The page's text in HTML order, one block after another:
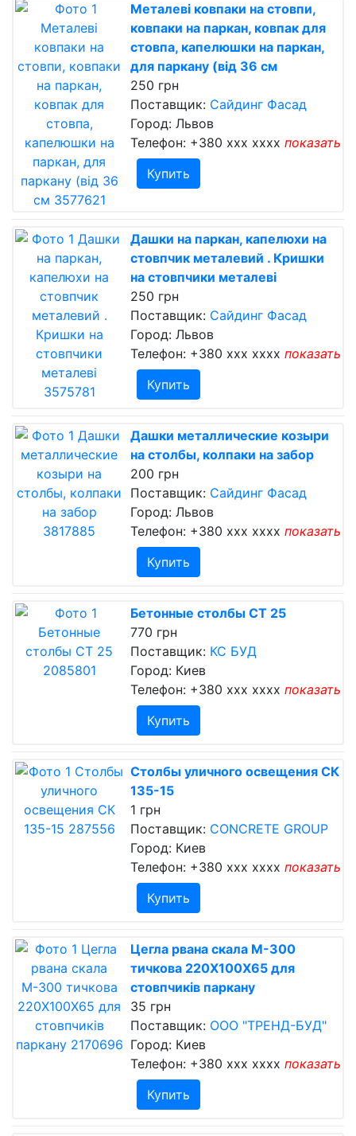
Металеві ковпаки на стовпи,
ковпаки на паркан, ковпак для
стовпа, капелюшки на паркан,
для паркану (від 36 см
250 грн
Поставщик: Сайдинг Фасад
Город: Львов
Телефон: +380 xxx xxxx показать
Купить
Дашки на паркан, капелюхи на
стовпчик металевий . Кришки
на стовпчики металеві
250 грн
Поставщик: Сайдинг Фасад
Город: Львов
Телефон: +380 xxx xxxx показать
Купить
Дашки металлические козыри
на столбы, колпаки на забор
200 грн
Поставщик: Сайдинг Фасад
Город: Львов
Телефон: +380 xxx xxxx показать
Купить
Бетонные столбы СТ 25
770 грн
Поставщик: КС БУД
Город: Киев
Телефон: +380 xxx xxxx показать
Купить
Столбы уличного освещения СК
135-15
1 грн
Поставщик: CONCRETE GROUP
Город: Киев
Телефон: +380 xxx xxxx показать
Купить
Цегла рвана скала М-300
тичкова 220Х100Х65 для
стовпчиків паркану
35 грн
Поставщик: ООО "ТРЕНД-БУД"
Город: Киев
Телефон: +380 xxx xxxx показать
Купить